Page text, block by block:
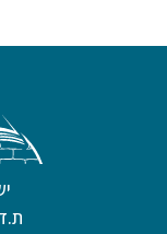
ת.ד. 1076